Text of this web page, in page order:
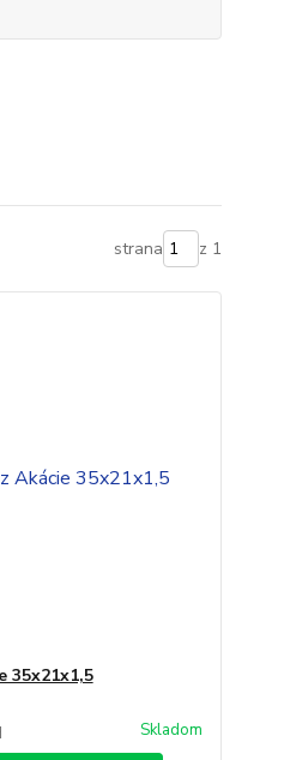
strana z 1
35x21x1,5
Skladom